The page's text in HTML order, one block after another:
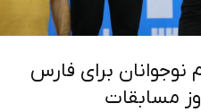
کیلوگرم نوجوانان برای فارس
مسابقات